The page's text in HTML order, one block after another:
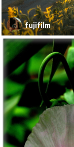
fujifilm